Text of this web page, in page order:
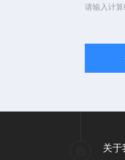
请输入计
关于